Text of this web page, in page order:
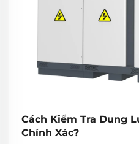
Cách Kiểm Tra Dung
Chính Xác?